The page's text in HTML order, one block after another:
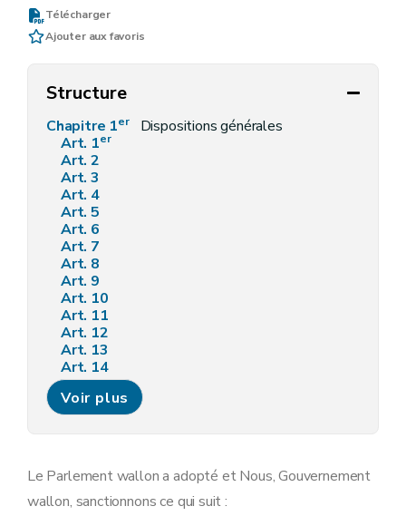
Télécharger
Ajouter aux favoris
Structure
Chapitre 1er
Dispositions générales
Art. 1er
Art. 2
Art. 3
Art. 4
Art. 5
Art. 6
Art. 7
Art. 8
Art. 9
Art. 10
Art. 11
Art. 12
Art. 13
Art. 14
Art. 15
Art. 16
Art. 17
Art. 20
Art. 22
Voir plus
Le Parlement wallon a adopté et Nous, Gouvernement
wallon, sanctionnons ce qui suit :